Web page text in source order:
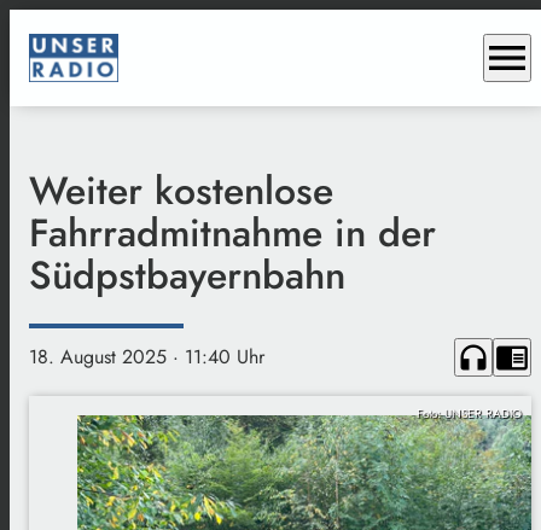
menu
Weiter kostenlose
Fahrradmitnahme in der
Südpstbayernbahn
18. August 2025 · 11:40 Uhr headphones chrome_reader_mode
Foto: UNSER RADIO